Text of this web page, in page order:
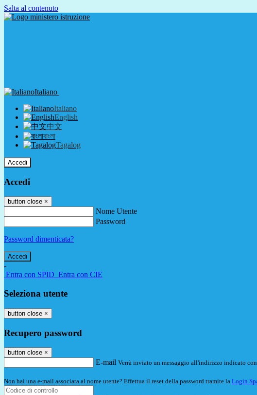
Salta al contenuto
Italiano
Italiano
English
中文
বাংলা
Tagalog
Accedi
Accedi
button close ×
Nome Utente
Password
Password dimenticata?
-
Entra con SPID Entra con CIE
Seleziona utente
button close ×
Recupero password
button close ×
E-mail Verrà inviato un messaggio all'indirizzo indicato
Non hai una e-mail associata al nome utente? Effettua il reset della password tramite la Login